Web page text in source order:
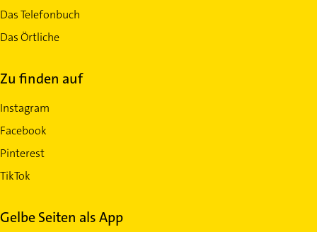
Das Telefonbuch
Das Örtliche
Zu finden auf
Instagram
Facebook
Pinterest
TikTok
Gelbe Seiten als App